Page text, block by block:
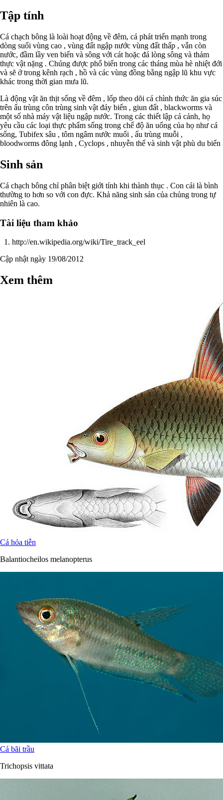
Tập tính
Cá chạch bông là loài hoạt động về đêm, cá phát triển mạnh trong
dòng suối vùng cao , vùng đất ngập nước vùng đất thấp , vẫn còn
nước, đầm lầy ven biển và sông với cát hoặc đá lòng sông và thảm
thực vật nặng . Chúng được phổ biến trong các tháng mùa hè nhiệt đới
và sẽ ở trong kênh rạch , hồ và các vùng đồng bằng ngập lũ khu vực
khác trong thời gian mưa lũ.
Là động vật ăn thịt sống về đêm , lốp theo dõi cá chình thức ăn gia súc
trên ấu trùng côn trùng sinh vật đáy biển , giun đất , blackworms và
một số nhà máy vật liệu ngập nước. Trong các thiết lập cá cảnh, họ
yêu cầu các loại thực phẩm sống trong chế độ ăn uống của họ như cá
sống, Tubifex sâu , tôm ngâm nước muối , ấu trùng muỗi ,
bloodworms đông lạnh , Cyclops , nhuyễn thể và sinh vật phù du biển
Sinh sản
Cá chạch bông chỉ phân biệt giới tính khi thành thục . Con cái là bình
thường to hơn so với con đực. Khả năng sinh sản của chủng trong tự
nhiên là cao.
Tài liệu tham khảo
http://en.wikipedia.org/wiki/Tire_track_eel
Cập nhật ngày 19/08/2012
Xem thêm
Cá hỏa tiễn
Balantiocheilos melanopterus
Cá bãi trầu
Trichopsis vittata